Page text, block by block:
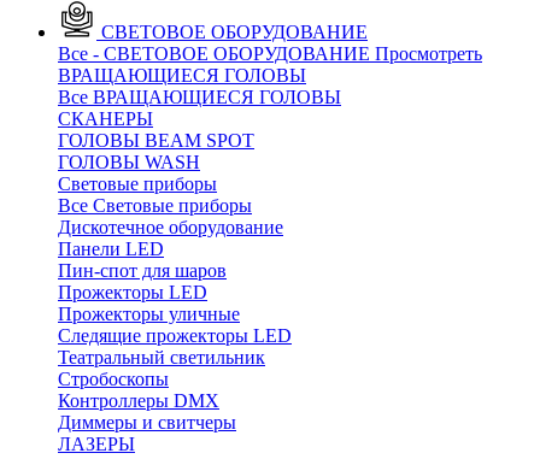
СВЕТОВОЕ ОБОРУДОВАНИЕ
Все - СВЕТОВОЕ ОБОРУДОВАНИЕ Просмотреть
ВРАЩАЮЩИЕСЯ ГОЛОВЫ
Все ВРАЩАЮЩИЕСЯ ГОЛОВЫ
CКАНЕРЫ
ГОЛОВЫ BEAM SPOT
ГОЛОВЫ WASH
Световые приборы
Все Световые приборы
Дискотечное оборудование
Панели LED
Пин-спот для шаров
Прожекторы LED
Прожекторы уличные
Следящие прожекторы LED
Театральный светильник
Стробоскопы
Контроллеры DMX
Диммеры и свитчеры
ЛАЗЕРЫ